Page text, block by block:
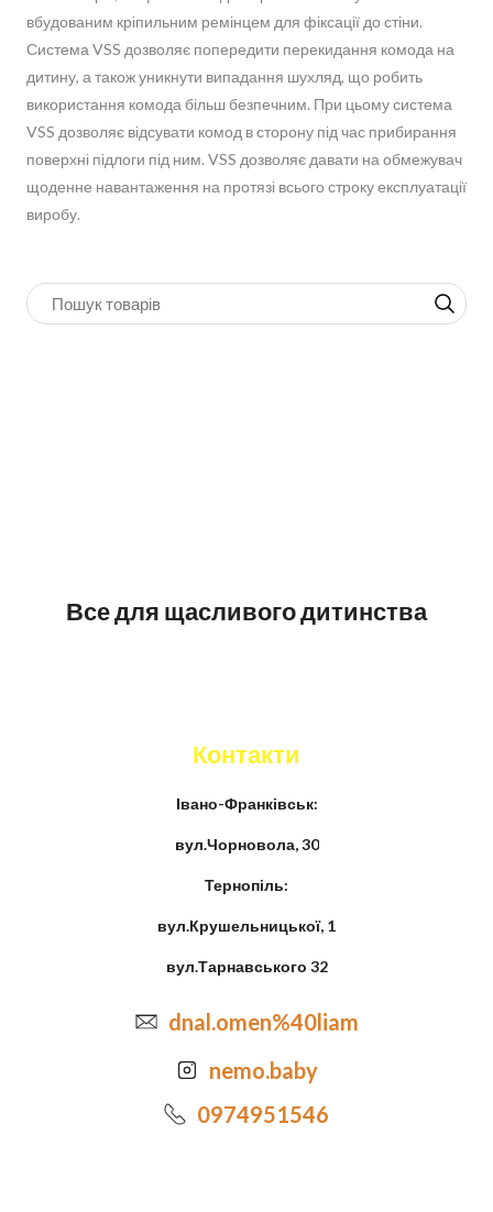
вбудованим кріпильним ремінцем для фіксації до стіни.
Система VSS дозволяє попередити перекидання комода на
дитину, а також уникнути випадання шухляд, що робить
використання комода більш безпечним. При цьому система
VSS дозволяє відсувати комод в сторону під час прибирання
поверхні підлоги під ним. VSS дозволяє давати на обмежувач
щоденне навантаження на протязі всього строку експлуатації
виробу.
Все для щасливого дитинства
Контакти
Івано-Франківськ:
вул.Чорновола, 30
Тернопіль:
вул.Крушельницької, 1
вул.Тарнавського 32
dnal.omen%40liam
nemo.baby
0974951546